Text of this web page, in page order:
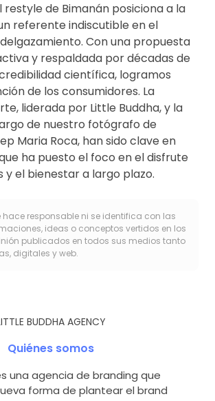
restyle de Bimanán posiciona a la
referente indiscutible en el
Con una propuesta
y respaldada por décadas de
científica, logramos
de los consumidores. La
liderada por Little Buddha, y la
de nuestro fotógrafo de
Maria Roca, han sido clave en
ha puesto el foco en el disfrute
y el bienestar a largo plazo.
responsable ni se identifica con las
ideas o conceptos vertidos en los
publicados en todos sus medios tanto
digitales y web.
BUDDHA AGENCY
Quiénes somos
una agencia de branding que
forma de plantear el brand